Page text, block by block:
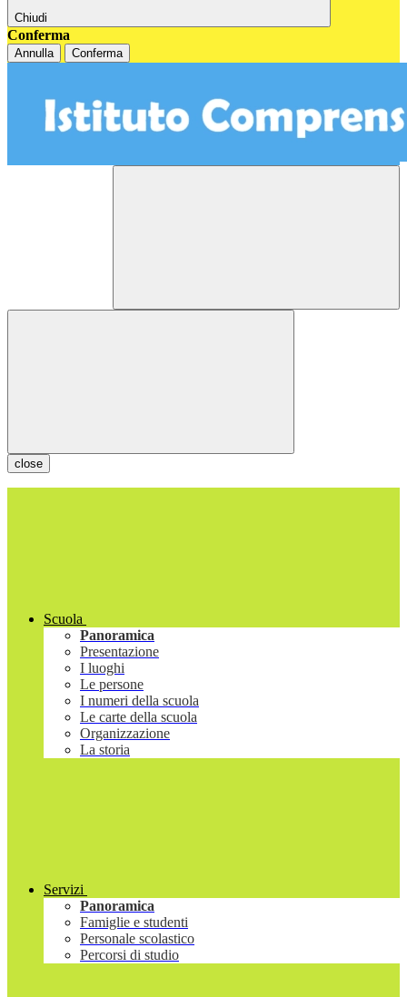
Chiudi
Conferma
Annulla Conferma
close
Scuola
Panoramica
Presentazione
I luoghi
Le persone
I numeri della scuola
Le carte della scuola
Organizzazione
La storia
Servizi
Panoramica
Famiglie e studenti
Personale scolastico
Percorsi di studio